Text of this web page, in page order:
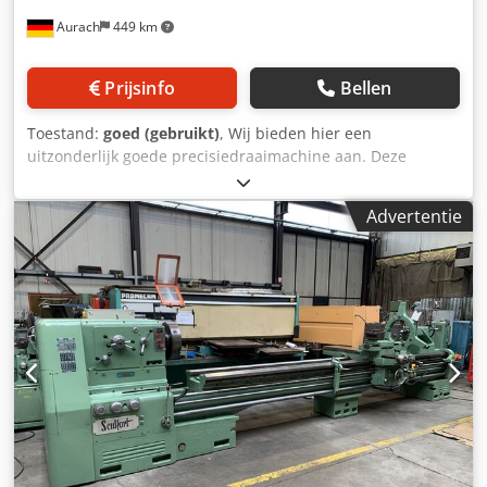
Aurach 449 km
Prijsinfo Bellen
Toestand: goed (gebruikt), Wij bieden hier een
uitzonderlijk goede precisiedraaimachine aan. Deze
machine is waarschijnlijk de beste Duitse draaimachine in
zijn klasse die ooit is gebouwd. BOHEHRINGER
precisiedraaimachine, model DUE 630 Bouwjaar: 1991
Fabrieksnr.: 1032.1239-08 Hartafstand: 320 mm
Draaiddiameter over het bed: 640 mm Hartafstand: ca.
1.200 mm Effectieve draailengte: ca. 1.000 mm
Stangdoorgang: 62 mm Spindelkop: DIN 55022, maat 8
Aandrijfvermogen: 24 kW Maximaal koppel: 2.000 Nm 24
draaisnelheden: 9 – 1800 omw/min. 60 vlakvoorschuiven:
0,03 – 28 mm/omw. 60 langsvoorschuiven: 0,06 – 56
mm/omw. Benodigde ruimte: L x B ca. 4.00 x 1.525 mm
Gewicht: ca. 4500 kg Accessoires: - 3-assige digitale
uitlezing HEIDENHAIN - Parat gereedschapshouder -
Koelvloeistofinstallatie - Spaanscherm aan de achterkant
Advertentie